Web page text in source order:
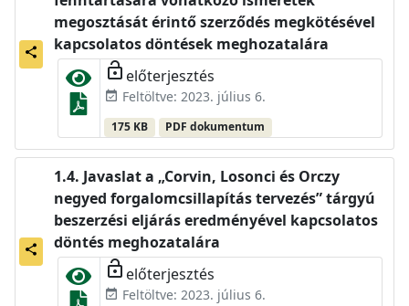
share
megosztását érintő szerződés megkötésével
kapcsolatos döntések meghozatalára
lock_open előterjesztés
event_available Feltöltve: 2023. július 6.
175 KB PDF dokumentum
share
Javaslat a „Corvin, Losonci és Orczy
negyed forgalomcsillapítás tervezés” tárgyú
beszerzési eljárás eredményével kapcsolatos
döntés meghozatalára
lock_open előterjesztés
event_available Feltöltve: 2023. július 6.